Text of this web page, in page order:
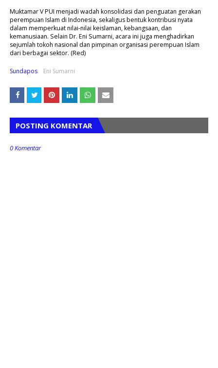
Muktamar V PUI menjadi wadah konsolidasi dan penguatan gerakan
perempuan Islam di Indonesia, sekaligus bentuk kontribusi nyata
dalam memperkuat nilai-nilai keislaman, kebangsaan, dan
kemanusiaan. Selain Dr. Eni Sumarni, acara ini juga menghadirkan
sejumlah tokoh nasional dan pimpinan organisasi perempuan Islam
dari berbagai sektor. (Red)
Sundapos Eni Sumarni
POSTING KOMENTAR
0 Komentar